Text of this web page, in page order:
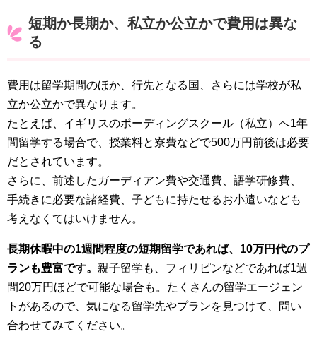
短期か長期か、私立か公立かで費用は異な
る
費用は留学期間のほか、行先となる国、さらには学校が私
立か公立かで異なります。
たとえば、イギリスのボーディングスクール（私立）へ1年
間留学する場合で、授業料と寮費などで500万円前後は必要
だとされています。
さらに、前述したガーディアン費や交通費、語学研修費、
手続きに必要な諸経費、子どもに持たせるお小遣いなども
考えなくてはいけません。
長期休暇中の1週間程度の短期留学であれば、10万円代のプ
ランも豊富です。 親子留学も、フィリピンなどであれば1週
間20万円ほどで可能な場合も。たくさんの留学エージェン
トがあるので、気になる留学先やプランを見つけて、問い
合わせてみてください。